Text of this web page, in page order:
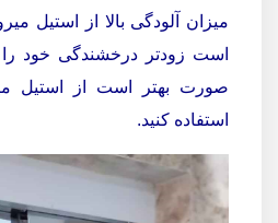
میزان آلودگی بالا از استیل
است زودتر درخشندگی خود
صورت بهتر است از استیل
استفاده کنید.